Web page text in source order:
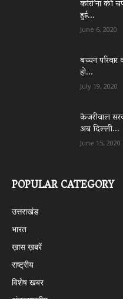
कोरो’ना की
हुई...
June 6, 2020
बच्चन
हो...
July 19, 2020
केजरीवाल
अब दिल्ली...
June 15, 2020
POPULAR CATEGORY
उत्तराखंड
भारत
ख़ास ख़बरें
राष्ट्रीय
विशेष खबर